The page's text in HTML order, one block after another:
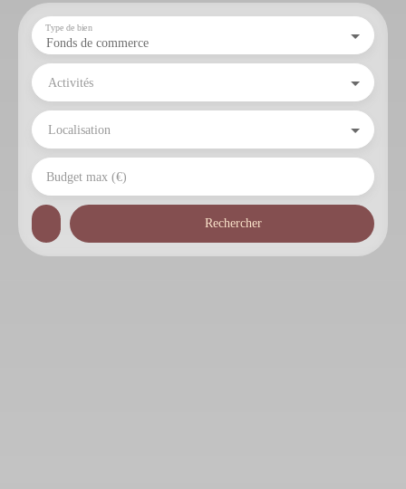
Fonds de commerce
Type de bien
Activités
Localisation
Budget max (€)
Rechercher